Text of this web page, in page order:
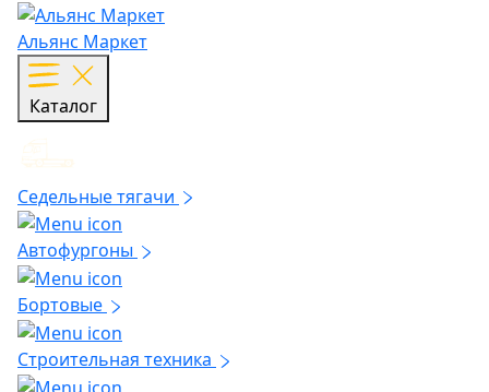
Альянс Маркет
Каталог
Седельные тягачи
Автофургоны
Бортовые
Строительная техника